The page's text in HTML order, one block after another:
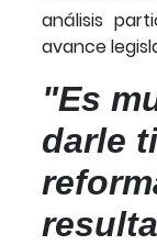
análisis
avance
"Es
darle